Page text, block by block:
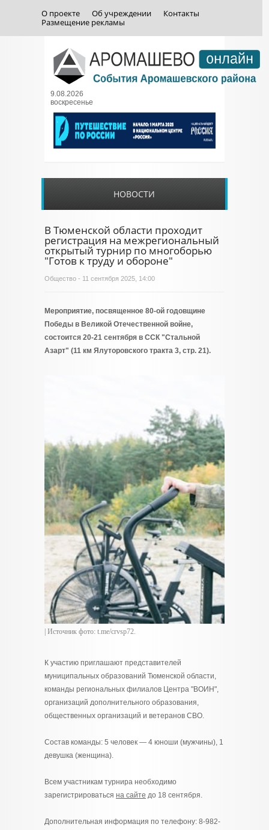
О проекте Об учреждении
Контакты
Размещение рекламы
9.08.2026
воскресенье
НОВОСТИ
В Тюменской области проходит
регистрация на межрегиональный
открытый турнир по многоборью
"Готов к труду и обороне"
Общество - 11 сентября 2025, 14:00
Мероприятие, посвященное 80-ой годовщине
Победы в Великой Отечественной войне,
состоится 20-21 сентября в ССК "Стальной
Азарт" (11 км Ялуторовского тракта 3, стр. 21).
| Источник фото: t.me/crvsp72.
К участию приглашают представителей
муниципальных образований Тюменской области,
команды региональных филиалов Центра "ВОИН",
организаций дополнительного образования,
общественных организаций и ветеранов СВО.
Состав команды: 5 человек — 4 юноши (мужчины), 1
девушка (женщина).
Всем участникам турнира необходимо
зарегистрироваться на сайте до 18 сентября.
Дополнительная информация по телефону: 8-982-